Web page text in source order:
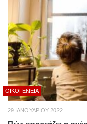
ΟΙΚΟΓΈΝΕΙΑ
29 ΙΑΝΟΥΑΡΊΟΥ 2022